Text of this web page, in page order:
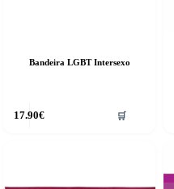
Bandeira LGBT Intersexo
17.90€ 🛒